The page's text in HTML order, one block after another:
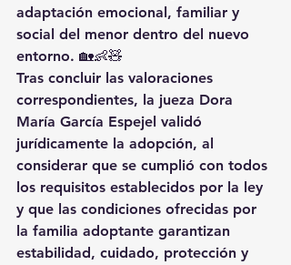
adaptación emocional, familiar y
social del menor dentro del nuevo
entorno. 🏡👶🧸
Tras concluir las valoraciones
correspondientes, la jueza Dora
María García Espejel validó
jurídicamente la adopción, al
considerar que se cumplió con todos
los requisitos establecidos por la ley
y que las condiciones ofrecidas por
la familia adoptante garantizan
estabilidad, cuidado, protección y